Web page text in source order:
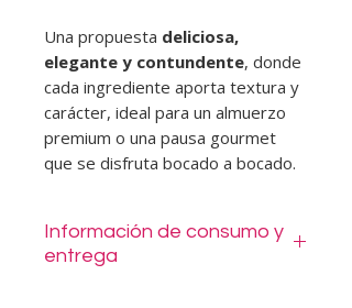
Una propuesta deliciosa,
elegante y contundente, donde
cada ingrediente aporta textura y
carácter, ideal para un almuerzo
premium o una pausa gourmet
que se disfruta bocado a bocado.
Información de consumo y
entrega